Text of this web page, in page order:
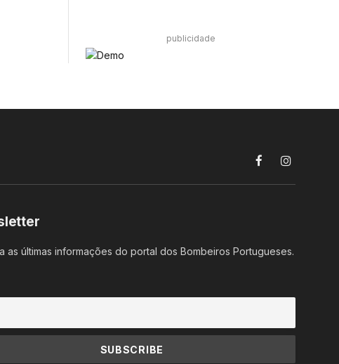
publicidade
FacebookInstagram
as últimas informações do portal dos Bombeiros Portugueses.